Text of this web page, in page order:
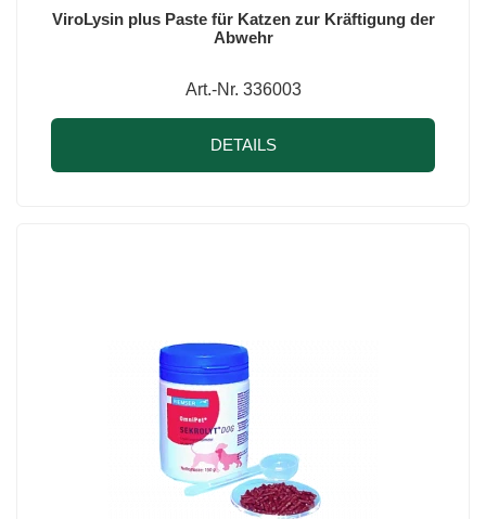
ViroLysin plus Paste für Katzen zur Kräftigung der
Abwehr
Art.-Nr. 336003
DETAILS